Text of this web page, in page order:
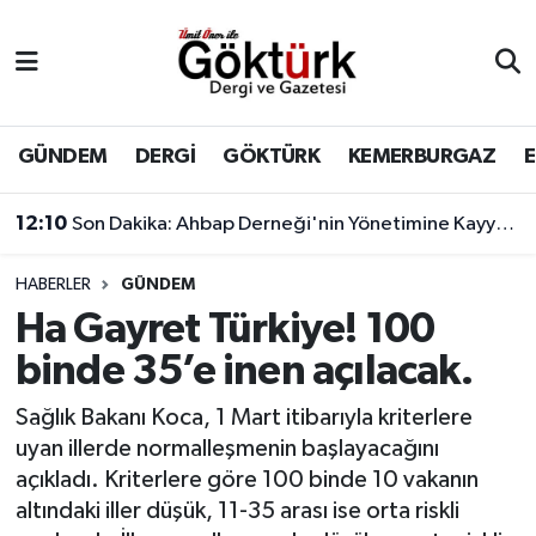
GÜNDEM DERGİ GÖKTÜRK KEMERBURGAZ
12:10 Son Dakika: Ahbap Derneği'nin Yönetimine Kayyum Atandı
HABERLER GÜNDEM
Ha Gayret Türkiye! 100
binde 35’e inen açılacak.
Sağlık Bakanı Koca, 1 Mart itibarıyla kriterlere
uyan illerde normalleşmenin başlayacağını
açıkladı. Kriterlere göre 100 binde 10 vakanın
altındaki iller düşük, 11-35 arası ise orta riskli
BİLİM
DERGİ
DÜNYA
EĞİTİM
GÖKTÜRK
GÜNDEM
Eyüpsultan Hava Durumu
Eyüpsultan Trafik Yoğunluk Haritası
Süper Lig Puan Durumu ve Fikstür
Tüm Manşetler
Son Dakika Haberleri